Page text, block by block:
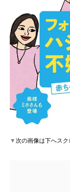
▼次の画像は下へス